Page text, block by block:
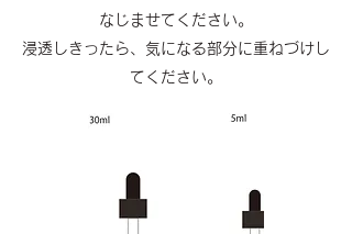
なじませてください。
浸透しきったら、気になる部分に重ねづけし
てください。